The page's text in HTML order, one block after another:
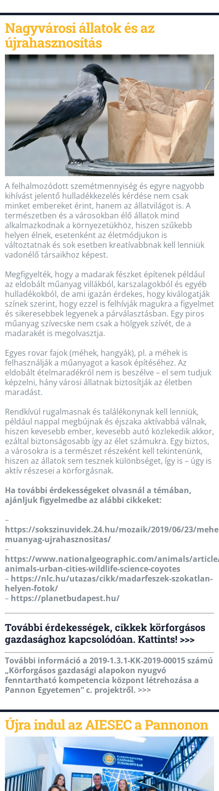
Nagyvárosi állatok és az
újrahasznosítás
A felhalmozódott szemétmennyiség és egyre nagyobb
kihívást jelentő hulladékkezelés kérdése nem csak
minket embereket érint, hanem az állatvilágot is. A
természetben és a városokban élő állatok mind
alkalmazkodnak a környezetükhöz, hiszen szűkebb
helyen élnek, esetenként az életmódjukon is
változtatnak és sok esetben kreatívabbnak kell lenniük
vadonélő társaikhoz képest.
Megfigyelték, hogy a madarak fészket építenek például
az eldobált műanyag villákból, karszalagokból és egyéb
hulladékokból, de ami igazán érdekes, hogy kiválogatják
színek szerint, hogy ezzel is felhívják magukra a figyelmet
és sikeresebbek legyenek a párválasztásban. Egy piros
műanyag szívecske nem csak a hölgyek szívét, de a
madarakét is megolvasztja.
Egyes rovar fajok (méhek, hangyák), pl. a méhek is
felhasználják a műanyagot a kasok építéséhez. Az
eldobált ételmaradékról nem is beszélve – el sem tudjuk
képzelni, hány városi állatnak biztosítják az életben
maradást.
Rendkívül rugalmasnak és találékonynak kell lenniük,
például nappal megbújnak és éjszaka aktívabbá válnak,
hiszen kevesebb ember, kevesebb autó közlekedik akkor,
ezáltal biztonságosabb így az élet számukra. Egy biztos,
a városokra is a természet részeként kell tekintenünk,
hiszen az állatok sem tesznek különbséget, így is – úgy is
aktív részesei a körforgásnak.
Ha további érdekességeket olvasnál a témában,
ajánljuk figyelmedbe az alábbi cikkeket:
–
https://sokszinuvidek.24.hu/mozaik/2019/06/23/
muanyag-ujrahasznositas/
–
https://www.nationalgeographic.com/animals/article/
animals-urban-cities-wildlife-science-coyotes
– https://nlc.hu/utazas/cikk/madarfeszek-szokatlan-
helyen-fotok/
– https://planetbudapest.hu/
További érdekességek, cikkek körforgásos
gazdasághoz kapcsolódóan. Kattints! >>>
További információ a 2019-1.3.1-KK-2019-00015 számú
„Körforgásos gazdasági alapokon nyugvó
fenntartható kompetencia központ létrehozása a
Pannon Egyetemen” c. projektről. >>>
Újra indul az AIESEC a Pannonon